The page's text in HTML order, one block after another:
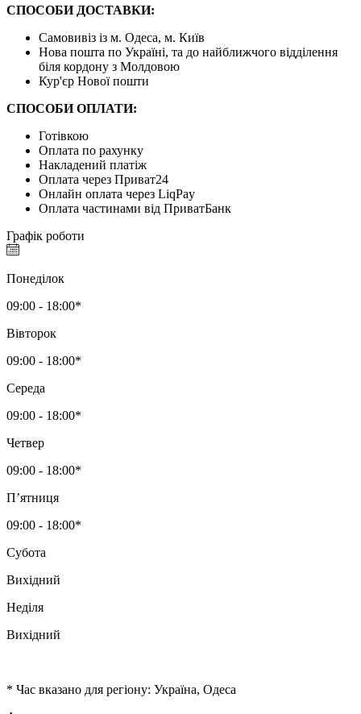
СПОСОБИ ДОСТАВКИ:
Самовивіз із м. Одеса, м. Київ
Нова пошта по Україні, та до найближчого відділення
біля кордону з Молдовою
Кур'єр Нової пошти
СПОСОБИ ОПЛАТИ:
Готівкою
Оплата по рахунку
Накладений платіж
Оплата через Приват24
Онлайн оплата через LiqPay
Оплата частинами від ПриватБанк
Графік роботи
Понеділок
09:00 - 18:00*
Вівторок
09:00 - 18:00*
Середа
09:00 - 18:00*
Четвер
09:00 - 18:00*
Пʼятниця
09:00 - 18:00*
Субота
Вихідний
Неділя
Вихідний
* Час вказано для регіону: Україна, Одеса